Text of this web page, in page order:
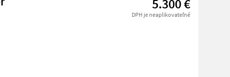
5.300 €
DPH je neaplikovateľné